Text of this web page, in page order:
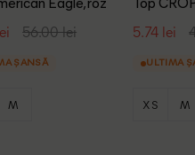
Eagle, roz
56.00 lei
ȘANSĂ
M
Top
5.74 lei
ULTIMA
XS M